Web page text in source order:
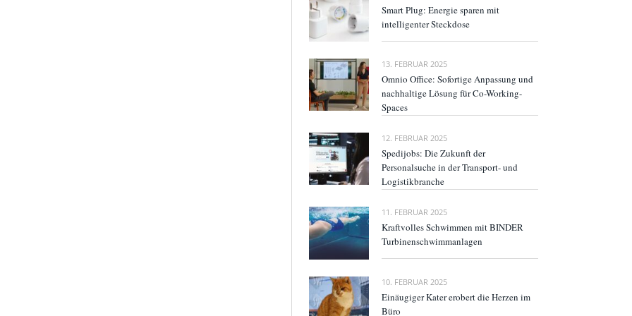
Smart Plug: Energie sparen mit
intelligenter Steckdose
13. FEBRUAR 2025
Omnio Office: Sofortige Anpassung und
nachhaltige Lösung für Co-Working-
Spaces
12. FEBRUAR 2025
Spedijobs: Die Zukunft der
Personalsuche in der Transport- und
Logistikbranche
11. FEBRUAR 2025
Kraftvolles Schwimmen mit BINDER
Turbinenschwimmanlagen
10. FEBRUAR 2025
Einäugiger Kater erobert die Herzen im
Büro